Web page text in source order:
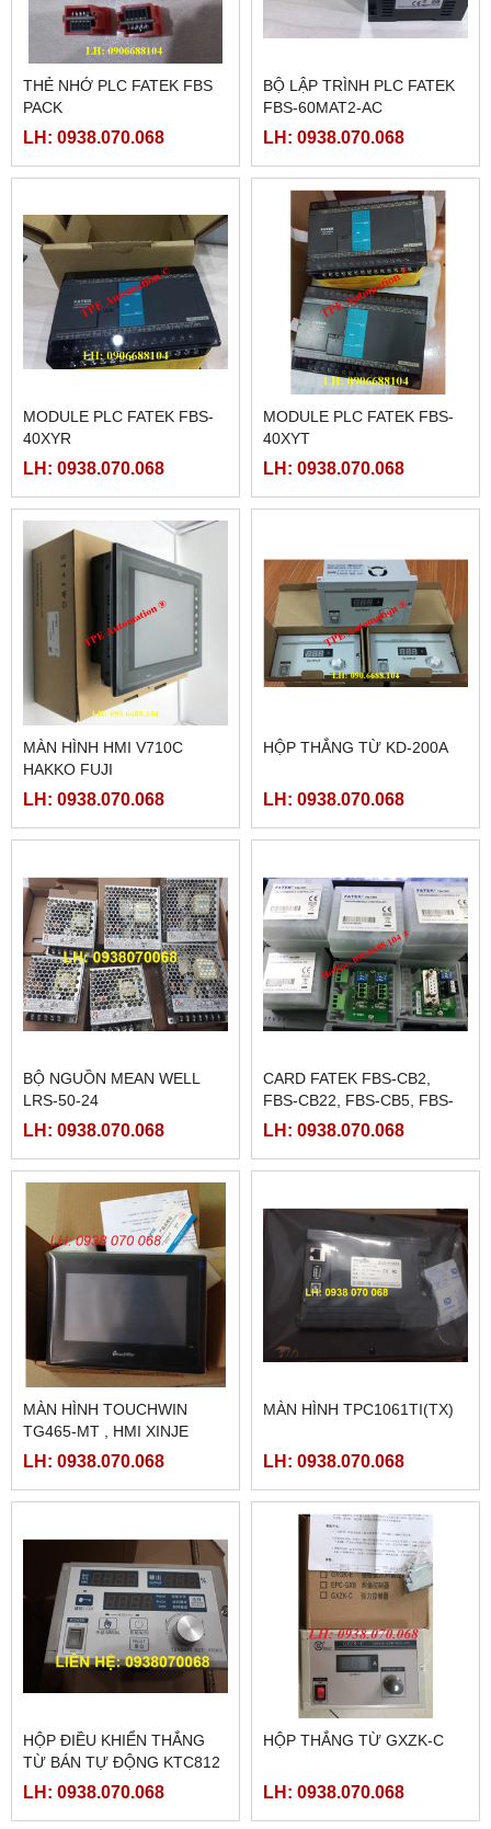
THẺ NHỚ PLC FATEK FBS
PACK
LH: 0938.070.068
BỘ LẬP TRÌNH PLC FATEK
FBS-60MAT2-AC
LH: 0938.070.068
MODULE PLC FATEK FBS-
40XYR
LH: 0938.070.068
MODULE PLC FATEK FBS-
40XYT
LH: 0938.070.068
MÀN HÌNH HMI V710C
HAKKO FUJI
LH: 0938.070.068
HỘP THẮNG TỪ KD-200A
LH: 0938.070.068
BỘ NGUỒN MEAN WELL
LRS-50-24
LH: 0938.070.068
CARD FATEK FBS-CB2,
FBS-CB22, FBS-CB5, FBS-
CB25, FBS-CB55
LH: 0938.070.068
MÀN HÌNH TOUCHWIN
TG465-MT , HMI XINJE
TG465-MT
LH: 0938.070.068
MÀN HÌNH TPC1061TI(TX)
LH: 0938.070.068
HỘP ĐIỀU KHIỂN THẮNG
TỪ BÁN TỰ ĐỘNG KTC812
LH: 0938.070.068
HỘP THẮNG TỪ GXZK-C
LH: 0938.070.068